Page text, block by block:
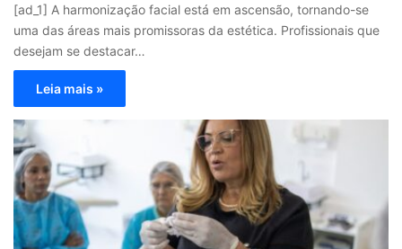
[ad_1] A harmonização facial está em ascensão, tornando-se
uma das áreas mais promissoras da estética. Profissionais que
desejam se destacar…
Leia mais »